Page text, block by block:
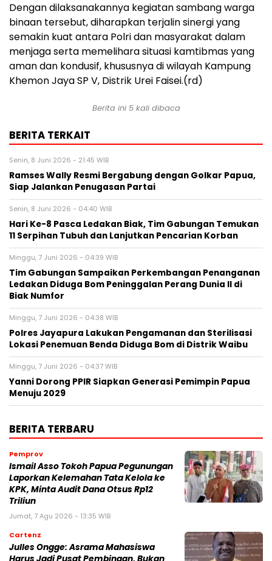
Dengan dilaksanakannya kegiatan sambang warga
binaan tersebut, diharapkan terjalin sinergi yang
semakin kuat antara Polri dan masyarakat dalam
menjaga serta memelihara situasi kamtibmas yang
aman dan kondusif, khususnya di wilayah Kampung
Khemon Jaya SP V, Distrik Urei Faisei.(rd)
Berita ini 5 kali dibaca
BERITA TERKAIT
Senin, 8 Juni 2026 - 21:45 WIB
Ramses Wally Resmi Bergabung dengan Golkar Papua,
Siap Jalankan Penugasan Partai
Senin, 8 Juni 2026 - 04:40 WIB
Hari Ke-8 Pasca Ledakan Biak, Tim Gabungan Temukan
11 Serpihan Tubuh dan Lanjutkan Pencarian Korban
Minggu, 7 Juni 2026 - 04:39 WIB
Tim Gabungan Sampaikan Perkembangan Penanganan
Ledakan Diduga Bom Peninggalan Perang Dunia II di
Biak Numfor
Minggu, 7 Juni 2026 - 04:38 WIB
Polres Jayapura Lakukan Pengamanan dan Sterilisasi
Lokasi Penemuan Benda Diduga Bom di Distrik Waibu
Minggu, 7 Juni 2026 - 04:37 WIB
Yanni Dorong PPIR Siapkan Generasi Pemimpin Papua
Menuju 2029
BERITA TERBARU
Pemprov
Ismail Asso Tokoh Papua Pegunungan
Laporkan Kelemahan Tata Kelola ke
KPK, Minta Audit Dana Otsus Rp12
Triliun
Jumat, 7 Agu 2026 - 13:35 WIB
Cartenz
Julles Ongge: Asrama Mahasiswa